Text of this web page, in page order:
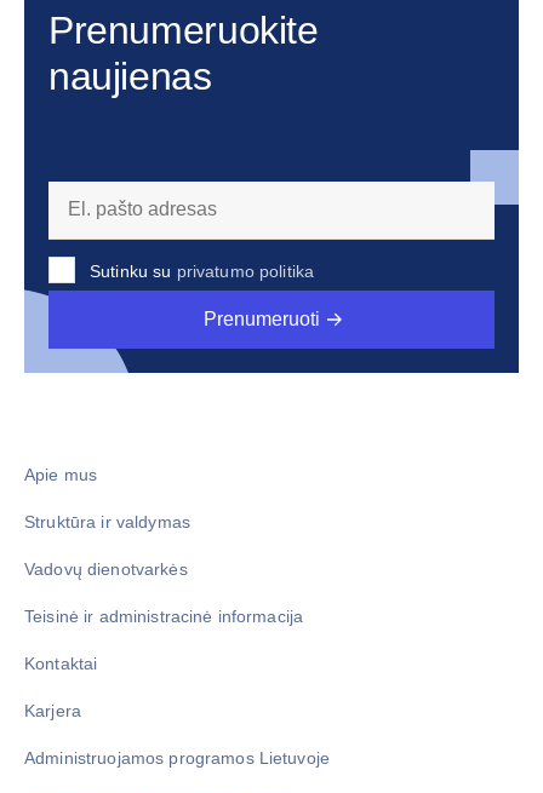
Prenumeruokite
naujienas
Sutinku su privatumo politika
Prenumeruoti
Apie mus
Struktūra ir valdymas
Vadovų dienotvarkės
Teisinė ir administracinė informacija
Kontaktai
Karjera
Administruojamos programos Lietuvoje